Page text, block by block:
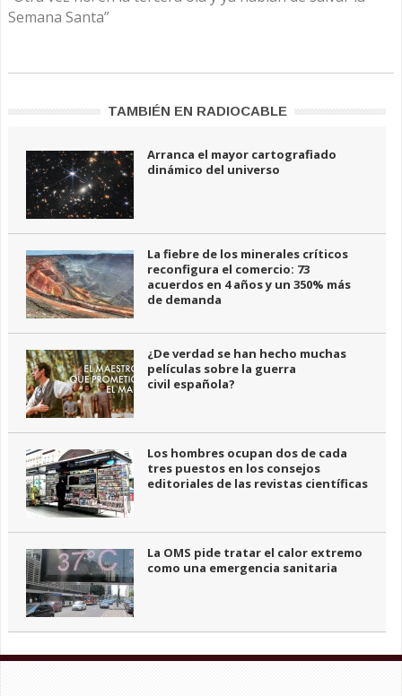
Semana Santa”
TAMBIÉN EN RADIOCABLE
Arranca el mayor cartografiado
dinámico del universo
La fiebre de los minerales críticos
reconfigura el comercio: 73
acuerdos en 4 años y un 350% más
de demanda
¿De verdad se han hecho muchas
películas sobre la guerra
civil española?
Los hombres ocupan dos de cada
tres puestos en los consejos
editoriales de las revistas científicas
La OMS pide tratar el calor extremo
como una emergencia sanitaria